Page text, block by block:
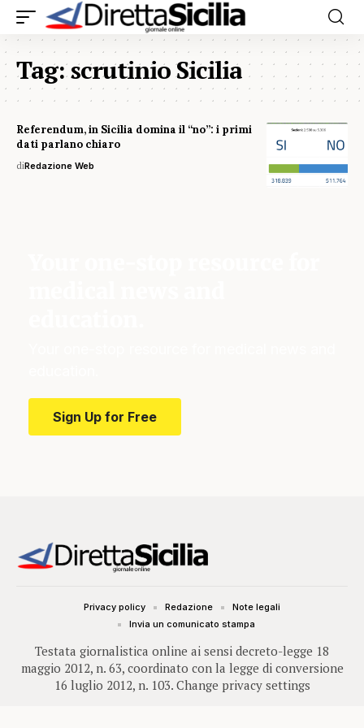
Tag:scrutinio Sicilia
Referendum, in Sicilia domina il “no”: i primi
dati parlano chiaro
diRedazione Web
Sign Up for Free
Testata giornalistica online ai sensi decreto-legge 18
maggio 2012, n. 63, coordinato con la legge di conversione
16 luglio 2012, n. 103. Change privacy settings
Privacy policy Redazione
Note legali
Invia un comunicato stampa